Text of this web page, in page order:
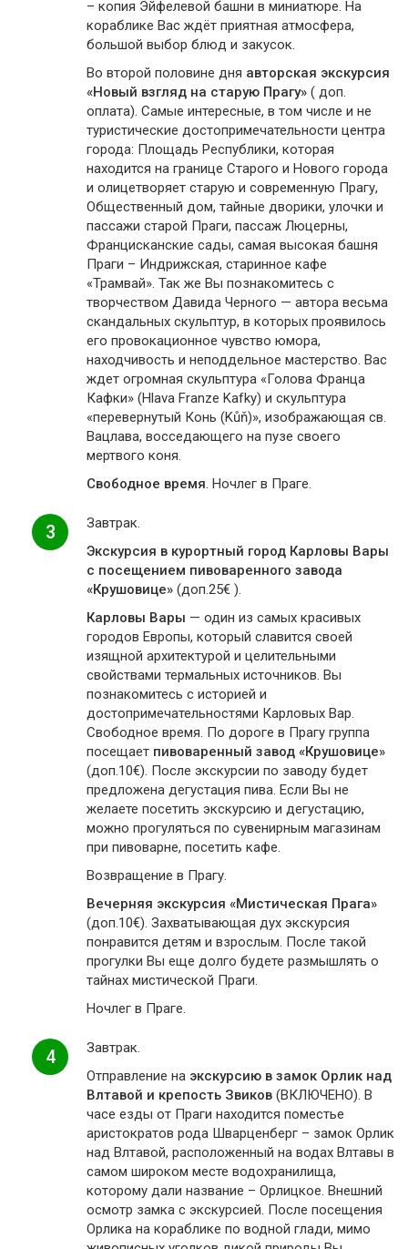
– копия Эйфелевой башни в миниатюре. На
кораблике Вас ждёт приятная атмосфера,
большой выбор блюд и закусок.
Во второй половине дня авторская экскурсия
«Новый взгляд на старую Прагу» ( доп.
оплата). Самые интересные, в том числе и не
туристические достопримечательности центра
города: Площадь Республики, которая
находится на границе Старого и Нового города
и олицетворяет старую и современную Прагу,
Общественный дом, тайные дворики, улочки и
пассажи старой Праги, пассаж Люцерны,
Францисканские сады, самая высокая башня
Праги – Индрижская, старинное кафе
«Трамвай». Так же Вы познакомитесь с
творчеством Давида Черного — автора весьма
скандальных скульптур, в которых проявилось
его провокационное чувство юмора,
находчивость и неподдельное мастерство. Вас
ждет огромная скульптура «Голова Франца
Кафки» (Hlava Franze Kafky) и скульптура
«перевернутый Конь (Kůň)», изображающая св.
Вацлава, восседающего на пузе своего
мертвого коня.
Свободное время. Ночлег в Праге.
3
Завтрак.
Экскурсия в курортный город Карловы Вары
с посещением пивоваренного завода
«Крушовице» (доп.25€ ).
Карловы Вары — один из самых красивых
городов Европы, который славится своей
изящной архитектурой и целительными
свойствами термальных источников. Вы
познакомитесь с историей и
достопримечательностями Карловых Вар.
Свободное время. По дороге в Прагу группа
посещает пивоваренный завод «Крушовице»
(доп.10€). После экскурсии по заводу будет
предложена дегустация пива. Если Вы не
желаете посетить экскурсию и дегустацию,
можно прогуляться по сувенирным магазинам
при пивоварне, посетить кафе.
Возвращение в Прагу.
Вечерняя экскурсия «Мистическая Прага»
(доп.10€). Захватывающая дух экскурсия
понравится детям и взрослым. После такой
прогулки Вы еще долго будете размышлять о
тайнах мистической Праги.
Ночлег в Праге.
4
Завтрак.
Отправление на экскурсию в замок Орлик над
Влтавой и крепость Звиков (ВКЛЮЧЕНО). В
часе езды от Праги находится поместье
аристократов рода Шварценберг – замок Орлик
над Влтавой, расположенный на водах Влтавы в
самом широком месте водохранилища,
которому дали название – Орлицкое. Внешний
осмотр замка с экскурсией. После посещения
Орлика на кораблике по водной глади, мимо